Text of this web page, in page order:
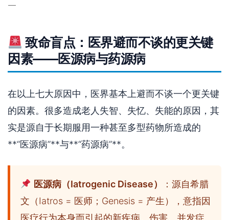
—
致命盲点：医界避而不谈的更关键
因素——医源病与药源病
在以上七大原因中，医界基本上避而不谈一个更关键
的因素。很多造成老人失智、失忆、失能的原因，其
实是源自于长期服用一种甚至多型药物所造成的
**“医源病”**与**“药源病”**。
医源病（Iatrogenic Disease）
：源自希腊
文（Iatros = 医师；Genesis = 产生），意指因
医疗行为本身而引起的新疾病、伤害、并发症